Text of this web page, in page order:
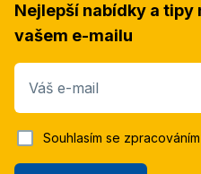
Nejlepší nabídky a tipy
vašem e-mailu
Váš e-mail
Souhlasím se zpracováním